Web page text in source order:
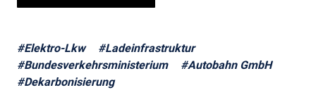
#Elektro-Lkw
#Ladeinfrastruktur
#Bundesverkehrsministerium
#Autobahn GmbH
#Dekarbonisierung